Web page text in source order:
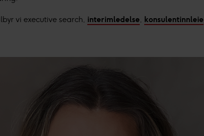
i vår
innsamlet data basert på ditt samtykke for:
vi executive search, interimledelse, konsulentinnleie